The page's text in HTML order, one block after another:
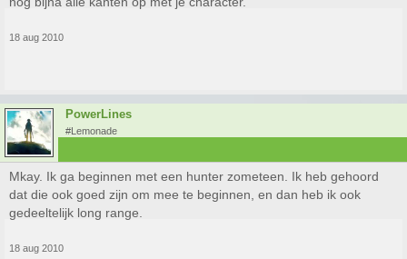
18 aug 2010
PowerLines
#Lemonade
Mkay. Ik ga beginnen met een hunter zometeen. Ik heb gehoord
dat die ook goed zijn om mee te beginnen, en dan heb ik ook
gedeeltelijk long range.
18 aug 2010